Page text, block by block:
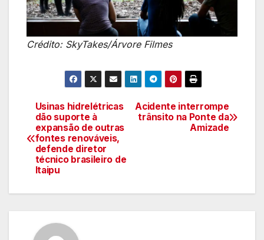
Crédito: SkyTakes/Árvore Filmes
Navegação
de
artigos
Acidente interrompe
trânsito na Ponte da
Amizade
Usinas hidrelétricas
dão suporte à
expansão de outras
fontes renováveis,
defende diretor
técnico brasileiro de
Itaipu